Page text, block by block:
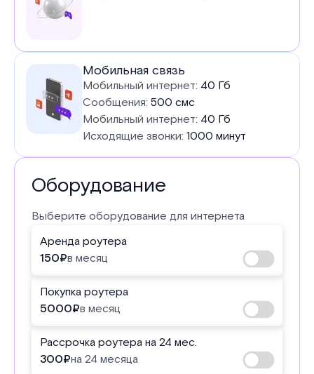
тарифе
Мобильная связь
Мобильный интернет: 40 Гб
Сообщения: 500 смс
Мобильный интернет: 40 Гб
Исходящие звонки: 1000 минут
Оборудование
Выберите оборудование для интернета
Аренда роутера
150₽в месяц
Покупка роутера
5000₽в месяц
Рассрочка роутера на 24 мес.
300₽на 24 месяца